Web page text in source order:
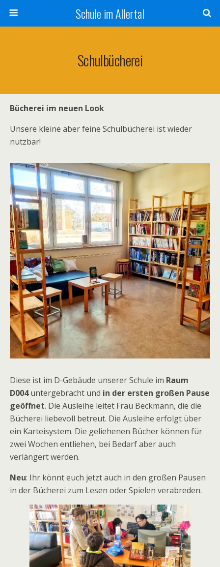
Schule im Allertal
Schulbücherei
Bücherei im neuen Look
Unsere kleine aber feine Schulbücherei ist wieder
nutzbar!
Diese ist im D-Gebäude unserer Schule im Raum
D004untergebracht und in der ersten großen Pause
geöffnet. Die Ausleihe leitet Frau Beckmann, die die
Bücherei liebevoll betreut. Die Ausleihe erfolgt über
ein Karteisystem. Die geliehenen Bücher können für
zwei Wochen entliehen, bei Bedarf aber auch
verlängert werden.
Neu: Ihr könnt euch jetzt auch in den großen Pausen
in der Bücherei zum Lesen oder Spielen verabreden.